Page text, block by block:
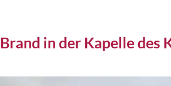
Brand in der Kapelle des